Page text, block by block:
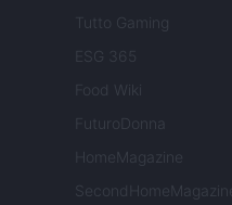
Tutto Gaming
ESG 365
Food Wiki
FuturoDonna
HomeMagazine
SecondHomeMagazine